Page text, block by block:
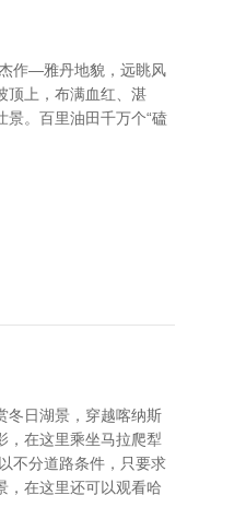
作—雅丹地貌，远眺风
顶上，布满血红、湛
。百里油田千万个“磕
冬日湖景，穿越喀纳斯
，在这里乘坐马拉爬犁
不分道路条件，只要求
，在这里还可以观看哈